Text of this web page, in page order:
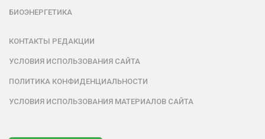
БИОЭНЕРГЕТИКА
КОНТАКТЫ РЕДАКЦИИ
УСЛОВИЯ ИСПОЛЬЗОВАНИЯ САЙТА
ПОЛИТИКА КОНФИДЕНЦИАЛЬНОСТИ
УСЛОВИЯ ИСПОЛЬЗОВАНИЯ МАТЕРИАЛОВ САЙТА